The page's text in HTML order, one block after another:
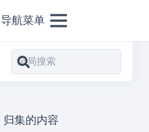
导航菜单
归集的内容